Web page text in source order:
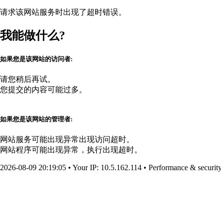
请求该网站服务时出现了超时错误。
我能做什么?
如果您是该网站的访问者:
请您稍后再试。
您提交的内容可能过多。
如果您是该网站的管理者:
网站服务可能出现异常出现访问超时。
网站程序可能出现异常，执行出现超时。
2026-08-09 20:19:05 • Your IP: 10.5.162.114 • Performance &